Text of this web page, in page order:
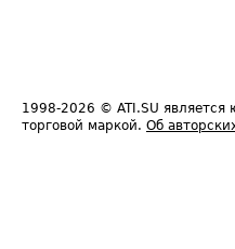
1998-2026 © ATI.SU является
торговой маркой. Об